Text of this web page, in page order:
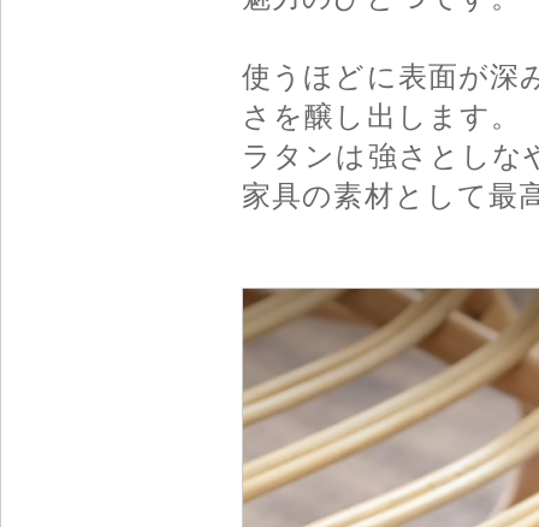
使うほどに表面が深
さを醸し出します。
ラタンは強さとしな
家具の素材として最